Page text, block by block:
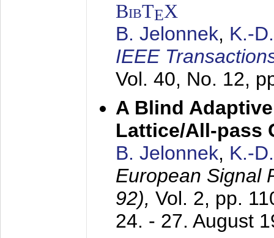
BibTEX
B. Jelonnek, K.-
IEEE
Vol. 40, No. 12,
A Blind
Lattice/All-pass
B. Jelonnek, K.-
European Signal
92), Vol. 2, pp.
24. - 27. August